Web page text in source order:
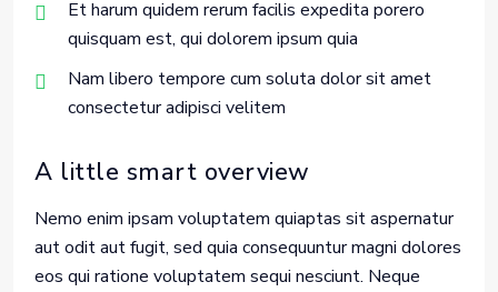
Et harum quidem rerum facilis expedita porero
quisquam est, qui dolorem ipsum quia
Nam libero tempore cum soluta dolor sit amet
consectetur adipisci velitem
A little smart overview
Nemo enim ipsam voluptatem quiaptas sit aspernatur
aut odit aut fugit, sed quia consequuntur magni dolores
eos qui ratione voluptatem sequi nesciunt. Neque